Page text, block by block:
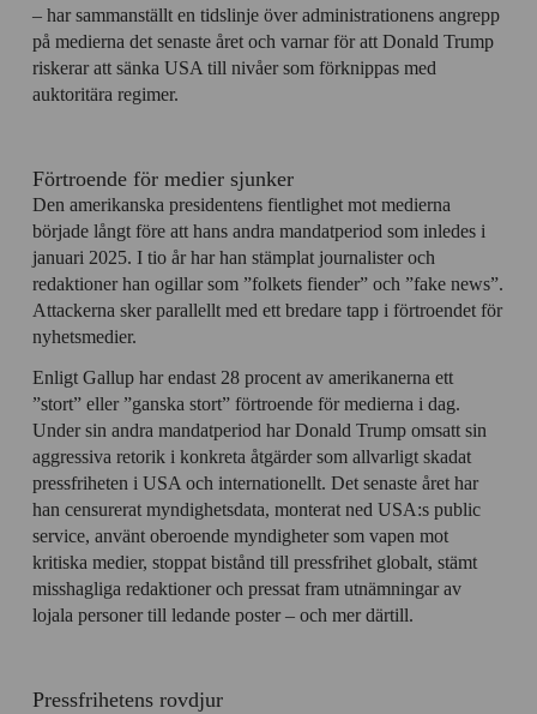
– har sammanställt en tidslinje över administrationens angrepp
på medierna det senaste året och varnar för att Donald Trump
riskerar att sänka USA till nivåer som förknippas med
auktoritära regimer.
Förtroende för medier sjunker
Den amerikanska presidentens fientlighet mot medierna
började långt före att hans andra mandatperiod som inledes i
januari 2025. I tio år har han stämplat journalister och
redaktioner han ogillar som ”folkets fiender” och ”fake news”.
Attackerna sker parallellt med ett bredare tapp i förtroendet för
nyhetsmedier.
Enligt Gallup har endast 28 procent av amerikanerna ett
”stort” eller ”ganska stort” förtroende för medierna i dag.
Under sin andra mandatperiod har Donald Trump omsatt sin
aggressiva retorik i konkreta åtgärder som allvarligt skadat
pressfriheten i USA och internationellt. Det senaste året har
han censurerat myndighetsdata, monterat ned USA:s public
service, använt oberoende myndigheter som vapen mot
kritiska medier, stoppat bistånd till pressfrihet globalt, stämt
misshagliga redaktioner och pressat fram utnämningar av
lojala personer till ledande poster – och mer därtill.
Pressfrihetens rovdjur